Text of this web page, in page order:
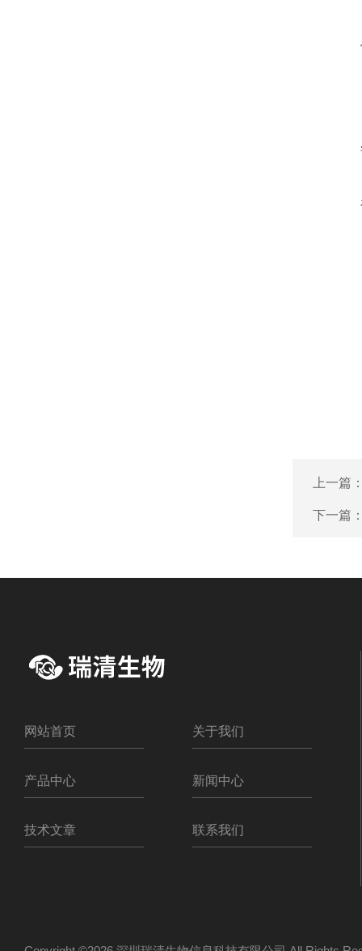
上一篇
下一篇
网站首页 关于我们
产品中心 新闻中心
技术文章 联系我们